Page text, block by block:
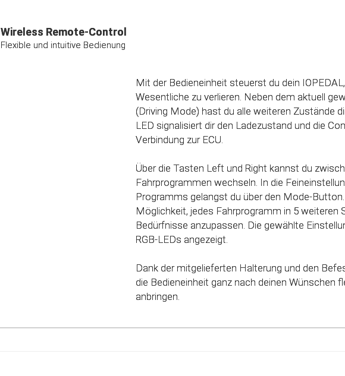
Wireless Remote-Control
Flexible und intuitive Bedienung
Mit der Bedieneinheit steuerst du dein
Wesentliche zu verlieren. Neben dem aktuell
(Driving Mode) hast du alle weiteren Zustände
LED signalisiert dir den Ladezustand und die
Verbindung zur ECU.
Über die Tasten Left und Right kannst du
Fahrprogrammen wechseln. In die
Programms gelangst du über den Mode-
Möglichkeit, jedes Fahrprogramm in 5 weiteren
Bedürfnisse anzupassen. Die gewählte
RGB-LEDs angezeigt.
Dank der mitgelieferten Halterung und den
die Bedieneinheit ganz nach deinen Wünschen
anbringen.
Informationen des Gaspedals automatisch
optimierten individuellen Kennfeld verarbeitet.
einzelnen Fahrmodi (Fahrprogramme)
des Gaspedals angepasst. Mit Hilfe dieser
werden alle Potenziale deines Fahrzeuges